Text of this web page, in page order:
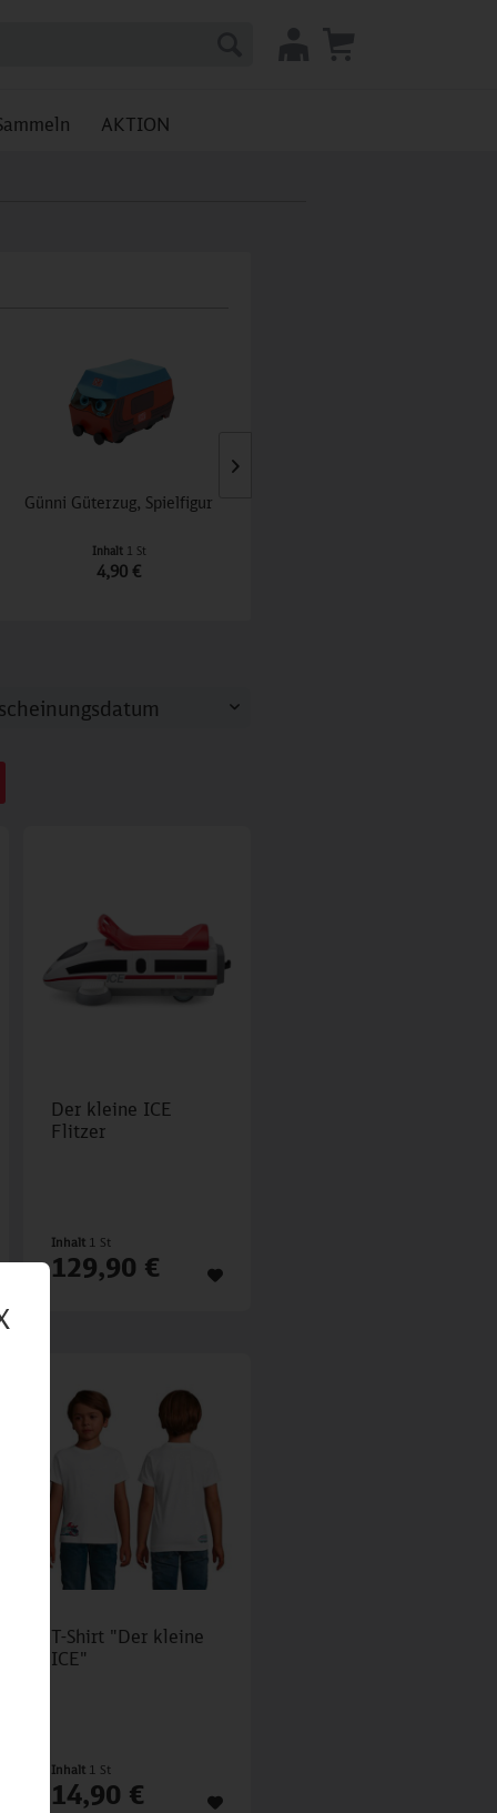
AKTION
Günni Güterzug, Spielfigur
Inhalt 1 St
4,90 €
Der kleine ICE
Flitzer
Inhalt 1 St
129,90 €
T-Shirt "Der kleine
ICE"
Inhalt 1 St
14,90 €